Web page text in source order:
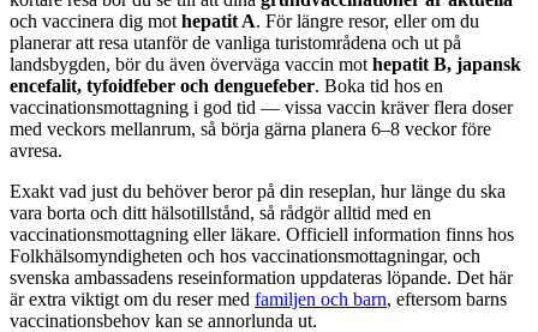
och vaccinera dig mot hepatit A. För längre resor, eller om du
planerar att resa utanför de vanliga turistområdena och ut på
landsbygden, bör du även överväga vaccin mot hepatit B, japansk
encefalit, tyfoidfeber och denguefeber. Boka tid hos en
vaccinationsmottagning i god tid — vissa vaccin kräver flera doser
med veckors mellanrum, så börja gärna planera 6–8 veckor före
avresa.
Exakt vad just du behöver beror på din reseplan, hur länge du ska
vara borta och ditt hälsotillstånd, så rådgör alltid med en
vaccinationsmottagning eller läkare. Officiell information finns hos
Folkhälsomyndigheten och hos vaccinationsmottagningar, och
svenska ambassadens reseinformation uppdateras löpande. Det här
är extra viktigt om du reser med familjen och barn, eftersom barns
vaccinationsbehov kan se annorlunda ut.